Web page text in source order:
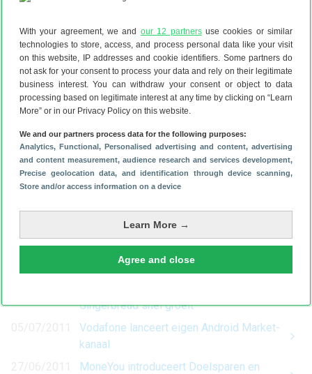
With your agreement, we and our 12 partnersuse cookies or similar
technologies to store, access, and process personal data like your visit
on this website, IP addresses and cookie identifiers. Some partners do
not ask for your consent to process your data and rely on their legitimate
business interest. You can withdraw your consent or object to data
processing based on legitimate interest at any time by clicking on “Learn
More” or in our Privacy Policy on this website.
We and our partners process data for the following purposes:
Analytics, Functional, Personalised advertising and content, advertising
and content measurement, audience research and services development,
Precise geolocation data, and identification through device scanning,
Store and/or access information on a device
Learn More →
Agree and close
08/08/2011
Android-ontwikkelaar uit frustratie op
commentaar Marketplace
02/08/2011
Amazon Appstore accepteert geen
nieuwe Duitse apps meer vanwege Apple
01/08/2011
Ontwikkelaars klagen over verwijderde
26/07/2011
Webversie Android Market laat nu grafiek
zien van installatiegeschiedenis app
22/07/2011
Microsoft maakt Hotmail, Messenger en
Google vernieuwt Android Market
08/07/2011
InNood: overal ter wereld het juiste
noodnummer bij de hand
Gingerbread snel groeit
Vodafone lanceert eigen Android Market-
kanaal
MoneYou introduceert Doelsparen en